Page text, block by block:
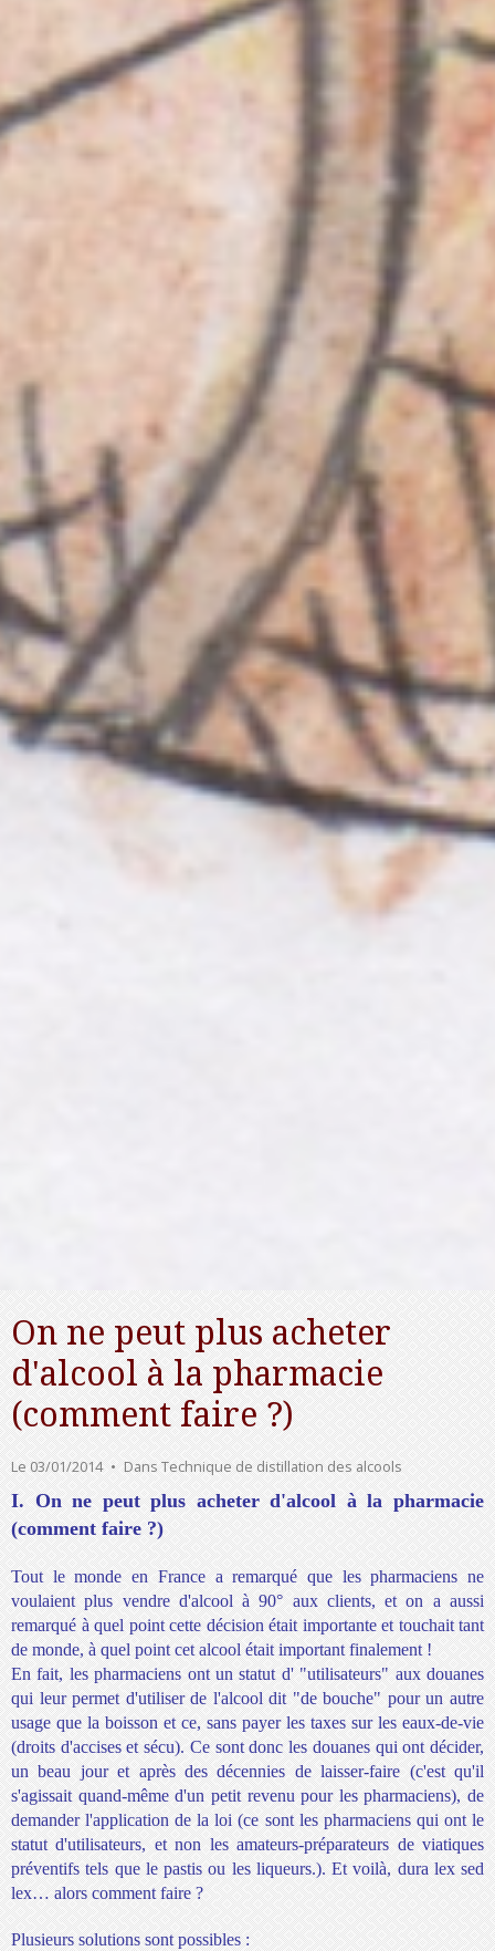
On ne peut plus acheter
d'alcool à la pharmacie
(comment faire ?)
Le 03/01/2014 DansTechnique de distillation des alcools
I. On ne peut plus acheter d'alcool à la pharmacie
(comment faire ?)
Tout le monde en France a remarqué que les pharmaciens ne
voulaient plus vendre d'alcool à 90° aux clients, et on a aussi
remarqué à quel point cette décision était importante et touchait tant
de monde, à quel point cet alcool était important finalement !
En fait, les pharmaciens ont un statut d' "utilisateurs" aux douanes
qui leur permet d'utiliser de l'alcool dit "de bouche" pour un autre
usage que la boisson et ce, sans payer les taxes sur les eaux-de-vie
(droits d'accises et sécu). Ce sont donc les douanes qui ont décider,
un beau jour et après des décennies de laisser-faire (c'est qu'il
s'agissait quand-même d'un petit revenu pour les pharmaciens), de
demander l'application de la loi (ce sont les pharmaciens qui ont le
statut d'utilisateurs, et non les amateurs-préparateurs de viatiques
préventifs tels que le pastis ou les liqueurs.). Et voilà, dura lex sed
lex… alors comment faire ?
Plusieurs solutionssontpossibles :